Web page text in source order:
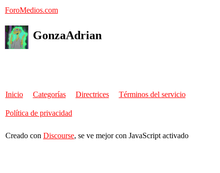
ForoMedios.com
GonzaAdrian
Inicio Categorías Directrices Términos del servicio
Política de privacidad
Creado con Discourse, se ve mejor con JavaScript activado